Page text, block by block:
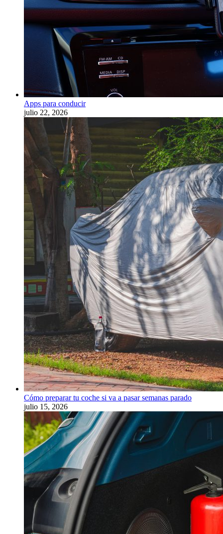
Apps para conducir
julio 22, 2026
Cómo preparar tu coche si va a pasar semanas parado
julio 15, 2026